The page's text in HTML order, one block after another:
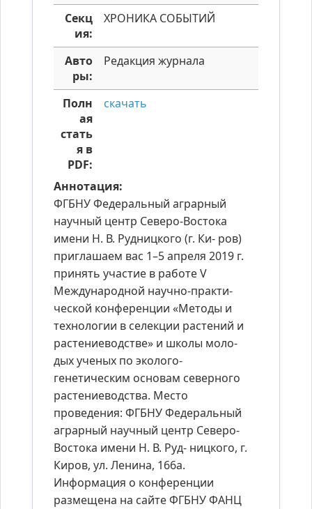
Секц
ия:
ХРОНИКА СОБЫТИЙ
Авто
ры:
Редакция журнала
Полн
ая
стать
я в
PDF:
скачать
Аннотация:
ФГБНУ Федеральный аграрный
научный центр Северо-Востока
имени Н. В. Рудницкого (г. Ки- ров)
приглашаем вас 1–5 апреля 2019 г.
принять участие в работе V
Международной научно-практи-
ческой конференции «Методы и
технологии в селекции растений и
растениеводстве» и школы моло-
дых ученых по эколого-
генетическим основам северного
растениеводства. Место
проведения: ФГБНУ Федеральный
аграрный научный центр Северо-
Востока имени Н. В. Руд- ницкого, г.
Киров, ул. Ленина, 166а.
Информация о конференции
размещена на сайте ФГБНУ ФАНЦ